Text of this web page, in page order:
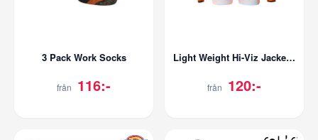
3 Pack Work Socks
från 116:-
Light Weight Hi-Viz Jacket EN ISO 20471 Class 3
från 120:-